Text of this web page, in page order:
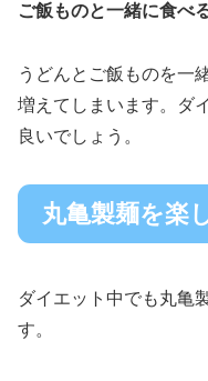
ご飯ものと一緒に食べ
うどんとご飯ものを一
増えてしまいます。ダ
良いでしょう。
丸亀製麺を楽
ダイエット中でも丸亀
す。